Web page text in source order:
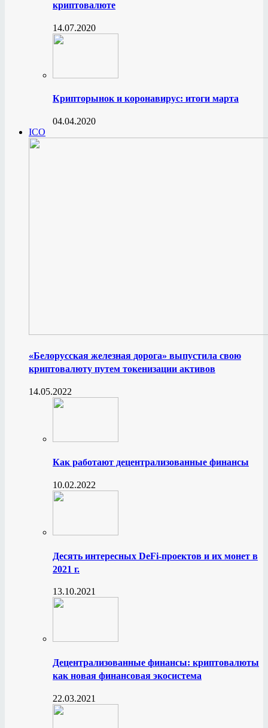
криптовалюте
14.07.2020
Крипторынок и коронавирус: итоги марта
04.04.2020
ICO
«Белорусская железная дорога» выпустила свою
криптовалюту путем токенизации активов
14.05.2022
Как работают децентрализованные финансы
10.02.2022
Десять интересных DeFi-проектов и их монет в
2021 г.
13.10.2021
Децентрализованные финансы: криптовалюты
как новая финансовая экосистема
22.03.2021